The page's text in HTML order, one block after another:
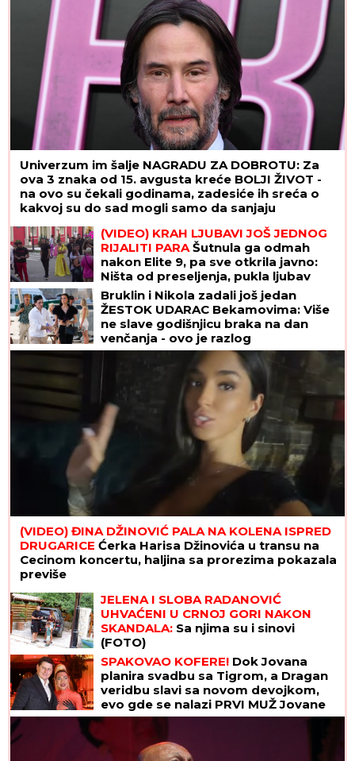
Univerzum im šalje NAGRADU ZA DOBROTU: Za
ova 3 znaka od 15. avgusta kreće BOLJI ŽIVOT -
na ovo su čekali godinama, zadesiće ih sreća o
kakvoj su do sad mogli samo da sanjaju
(VIDEO) KRAH LJUBAVI JOŠ JEDNOG
RIJALITI PARAŠutnula ga odmah
nakon Elite 9, pa sve otkrila javno:
Ništa od preseljenja, pukla ljubav
preko noći
Bruklin i Nikola zadali još jedan
ŽESTOK UDARAC Bekamovima: Više
ne slave godišnjicu braka na dan
venčanja - ovo je razlog
(VIDEO) ĐINA DŽINOVIĆ PALA NA KOLENA ISPRED
DRUGARICE Ćerka Harisa Džinovića u transu na
Cecinom koncertu, haljina sa prorezima pokazala
previše
JELENA I SLOBA RADANOVIĆ
UHVAĆENI U CRNOJ GORI NAKON
SKANDALA: Sa njima su i sinovi
(FOTO)
SPAKOVAO KOFERE! Dok Jovana
planira svadbu sa Tigrom, a Dragan
veridbu slavi sa novom devojkom,
evo gde se nalazi PRVI MUŽ Jovane
Jeremić